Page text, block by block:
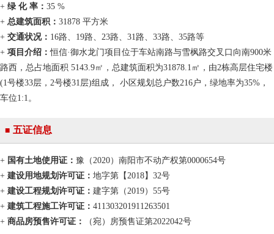
+ 绿 化 率： 35 %
+ 总建筑面积： 31878 平方米
+ 交通状况： 16路、19路、23路、31路、33路、35路等
+ 项目介绍：恒信·御水龙门项目位于车站南路与雪枫路交叉口向南900米
路西，总占地面积 5143.9㎡，总建筑面积为31878.1㎡，由2栋高层住宅楼
(1号楼33层，2号楼31层)组成， 小区规划总户数216户，绿地率为35%，
车位1:1。
■ 五证信息
+ 国有土地使用证： 豫（2020）南阳市不动产权第0000654号
+ 建设用地规划许可证： 地字第【2018】32号
+ 建设工程规划许可证： 建字第（2019）55号
+ 建筑工程施工许可证： 411303201911263501
+ 商品房预售许可证： （宛）房预售证第2022042号